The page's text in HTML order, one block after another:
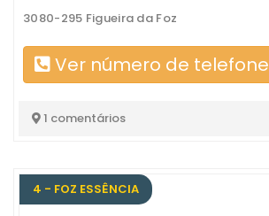
3080-295 Figueira da Foz
Ver número de telefone
1 comentários
4 - FOZ ESSÊNCIA